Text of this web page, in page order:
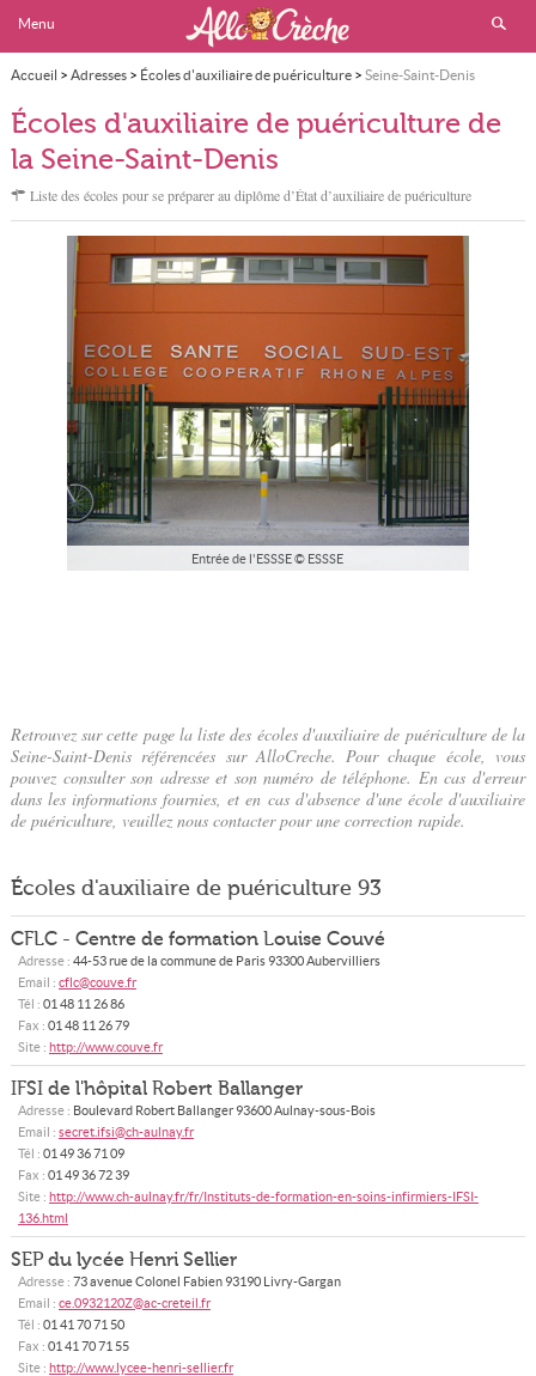
Menu
Accueil > Adresses> Écoles d'auxiliaire de puériculture> Seine-Saint-Denis
Écoles d'auxiliaire de puériculture de
la Seine-Saint-Denis
Liste des écoles pour se préparer au diplôme d’État d’auxiliaire de puériculture
Entrée de l'ESSSE © ESSSE
Retrouvez sur cette page la liste des écoles d'auxiliaire de puériculture de la
Seine-Saint-Denis référencées sur AlloCreche. Pour chaque école, vous
pouvez consulter son adresse et son numéro de téléphone. En cas d'erreur
dans les informations fournies, et en cas d'absence d'une école d'auxiliaire
de puériculture, veuillez nous contacter pour une correction rapide.
Écoles d'auxiliaire de puériculture 93
CFLC - Centre de formation Louise Couvé
Adresse : 44-53 rue de la commune de Paris93300Aubervilliers
Email : cflc@couve.fr
Tél : 01 48 11 26 86
Fax : 01 48 11 26 79
Site : http://www.couve.fr
IFSI de l'hôpital Robert Ballanger
Adresse : Boulevard Robert Ballanger93600Aulnay-sous-Bois
Email : secret.ifsi@ch-aulnay.fr
Tél : 01 49 36 71 09
Fax : 01 49 36 72 39
Site : http://www.ch-aulnay.fr/fr/Instituts-de-formation-en-soins-infirmiers-IFSI-
136.html
SEP du lycée Henri Sellier
Adresse : 73 avenue Colonel Fabien93190 Livry-Gargan
Email : ce.0932120Z@ac-creteil.fr
Tél : 01 41 70 71 50
Fax : 01 41 70 71 55
Site : http://www.lycee-henri-sellier.fr